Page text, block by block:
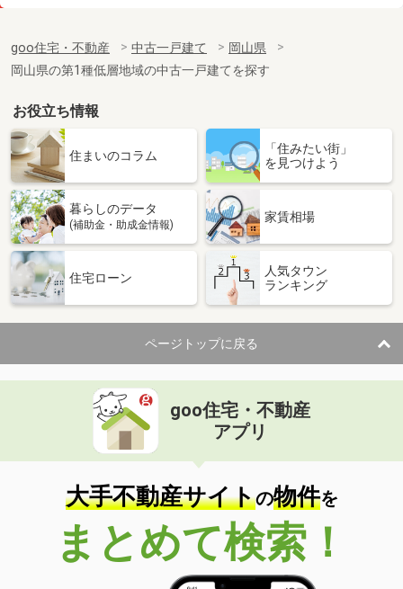
建物面積 92.74m²
土地面積 144.61m²
岡山県倉敷市片島町
価 格
2,249万円
岡山県倉敷市片島町
建物面積 92.74m²
土地面積
144.61m²
岡山県倉敷市四十瀬
1,300万円
住 所
岡山県倉敷市四十瀬
建物面積 72.48m²
土地面積 173.7m²
岡山県岡山市中区浜１
価 格
2,880万円
住 所
岡山県岡山市中区浜１
建物面積 167.82m²
土地面積
270m²
岡山県岡山市中区江崎
価 格
2,499万円
岡山県岡山市中区江崎
goo住宅・不動産 中古一戸建て
岡山県
岡山県の第1種低層地域の中古一戸建てを探す
お役立ち情報
住まいのコラム
「住みたい街」
を見つけよう
暮らしのデータ
(補助金・助成金情報)
家賃相場
住宅ローン
人気タウン
ランキング
ページトップに戻る
goo住宅・不動産
アプリ
大手不動産サイトの物件を
まとめて検索！